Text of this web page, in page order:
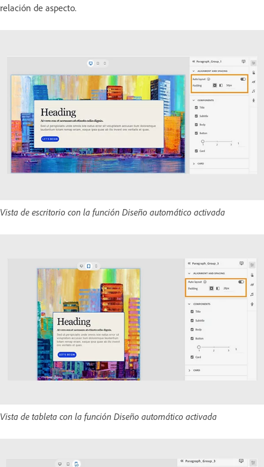
relación de aspecto.
Vista de escritorio con la función Diseño automático activada
Vista de tableta con la función Diseño automático activada